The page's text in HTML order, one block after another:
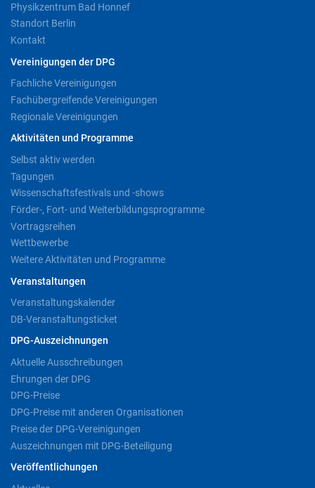
Physikzentrum Bad Honnef
Standort Berlin
Kontakt
Vereinigungen der DPG
Fachliche Vereinigungen
Fachübergreifende Vereinigungen
Regionale Vereinigungen
Aktivitäten und Programme
Selbst aktiv werden
Tagungen
Wissenschaftsfestivals und -shows
Förder-, Fort- und Weiterbildungsprogramme
Vortragsreihen
Wettbewerbe
Weitere Aktivitäten und Programme
Veranstaltungen
Veranstaltungskalender
DB-Veranstaltungsticket
DPG-Auszeichnungen
Aktuelle Ausschreibungen
Ehrungen der DPG
DPG-Preise
DPG-Preise mit anderen Organisationen
Preise der DPG-Vereinigungen
Auszeichnungen mit DPG-Beteiligung
Veröffentlichungen